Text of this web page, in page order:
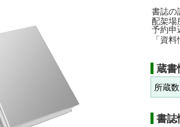
書誌の
配架場
予約申
「資
蔵書
所蔵数
書誌